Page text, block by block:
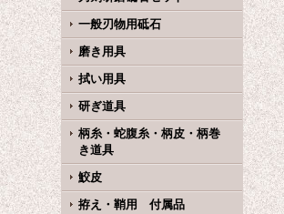
一般刃物用砥石
磨き用具
拭い用具
研ぎ道具
柄糸・蛇腹糸・柄皮・柄巻
き道具
鮫皮
拵え・鞘用 付属品